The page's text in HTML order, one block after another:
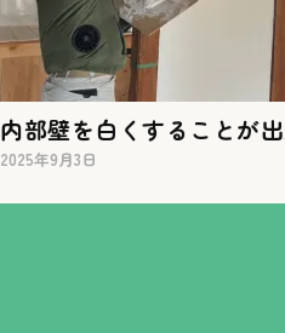
内部壁を白くすることが
2025年9月3日